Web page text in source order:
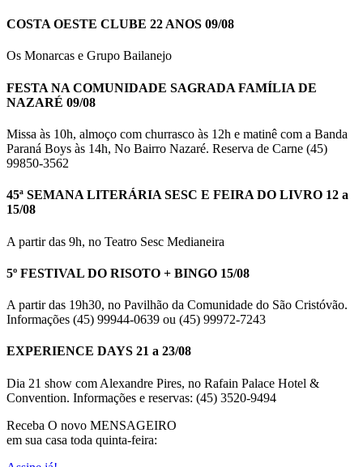
COSTA OESTE CLUBE 22 ANOS 09/08
Os Monarcas e Grupo Bailanejo
FESTA NA COMUNIDADE SAGRADA FAMÍLIA DE
NAZARÉ 09/08
Missa às 10h, almoço com churrasco às 12h e matinê com a Banda
Paraná Boys às 14h, No Bairro Nazaré. Reserva de Carne (45)
99850-3562
45ª SEMANA LITERÁRIA SESC E FEIRA DO LIVRO 12 a
15/08
A partir das 9h, no Teatro Sesc Medianeira
5º FESTIVAL DO RISOTO + BINGO 15/08
A partir das 19h30, no Pavilhão da Comunidade do São Cristóvão.
Informações (45) 99944-0639 ou (45) 99972-7243
EXPERIENCE DAYS 21 a 23/08
Dia 21 show com Alexandre Pires, no Rafain Palace Hotel &
Convention. Informações e reservas: (45) 3520-9494
Receba O novo MENSAGEIRO
em sua casa toda quinta-feira: